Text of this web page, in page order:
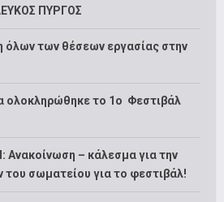
ΠΥΡΓΟΣ
όλων των θέσεων εργασίας στην
ολοκληρώθηκε το 1ο Φεστιβάλ
Ανακοίνωση – κάλεσμα για την
σωματείου για το φεστιβάλ!